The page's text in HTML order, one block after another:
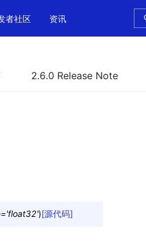
者社区 资讯
2.6.0 Release Note
='float32')[源代码]